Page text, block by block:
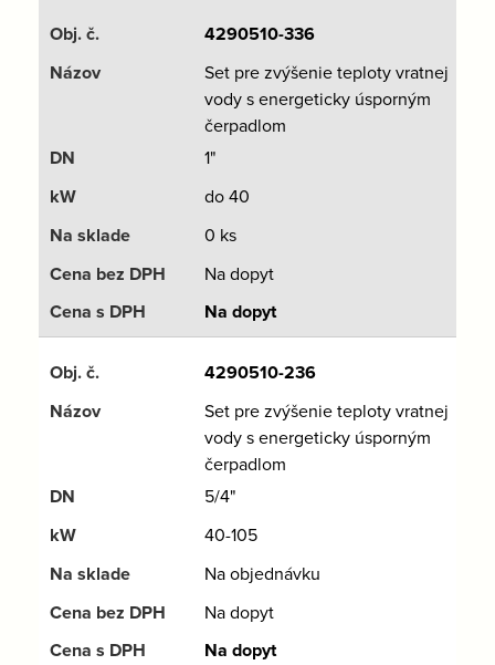
4290510-336
Set pre zvýšenie teploty vratnej
vody s energeticky úsporným
čerpadlom
1"
do 40
0 ks
Na dopyt
Na dopyt
4290510-236
Set pre zvýšenie teploty vratnej
vody s energeticky úsporným
čerpadlom
5/4"
40-105
Na objednávku
Na dopyt
Na dopyt